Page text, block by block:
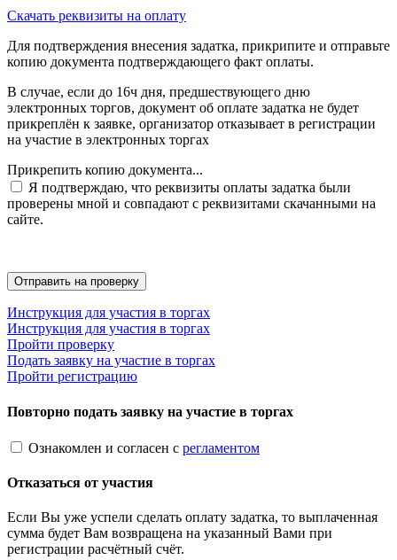
Скачать реквизиты на оплату
Для подтверждения внесения задатка, прикрипите и отправьте
копию документа подтверждающего факт оплаты.
В случае, если до 16ч дня, предшествующего дню
электронных торгов, документ об оплате задатка не будет
прикреплён к заявке, организатор отказывает в регистрации
на участие в электронных торгах
Прикрепить копию документа...
Я подтверждаю, что реквизиты оплаты задатка были
проверены мной и совпадают с реквизитами скачанными на
сайте.
Инструкция для участия в торгах
Инструкция для участия в торгах
Пройти проверку
Подать заявку на участие в торгах
Пройти регистрацию
Повторно подать заявку на участие в торгах
Ознакомлен и согласен с регламентом
Отказаться от участия
Если Вы уже успели сделать оплату задатка, то выплаченная
сумма будет Вам возвращена на указанный Вами при
регистрации расчётный счёт.